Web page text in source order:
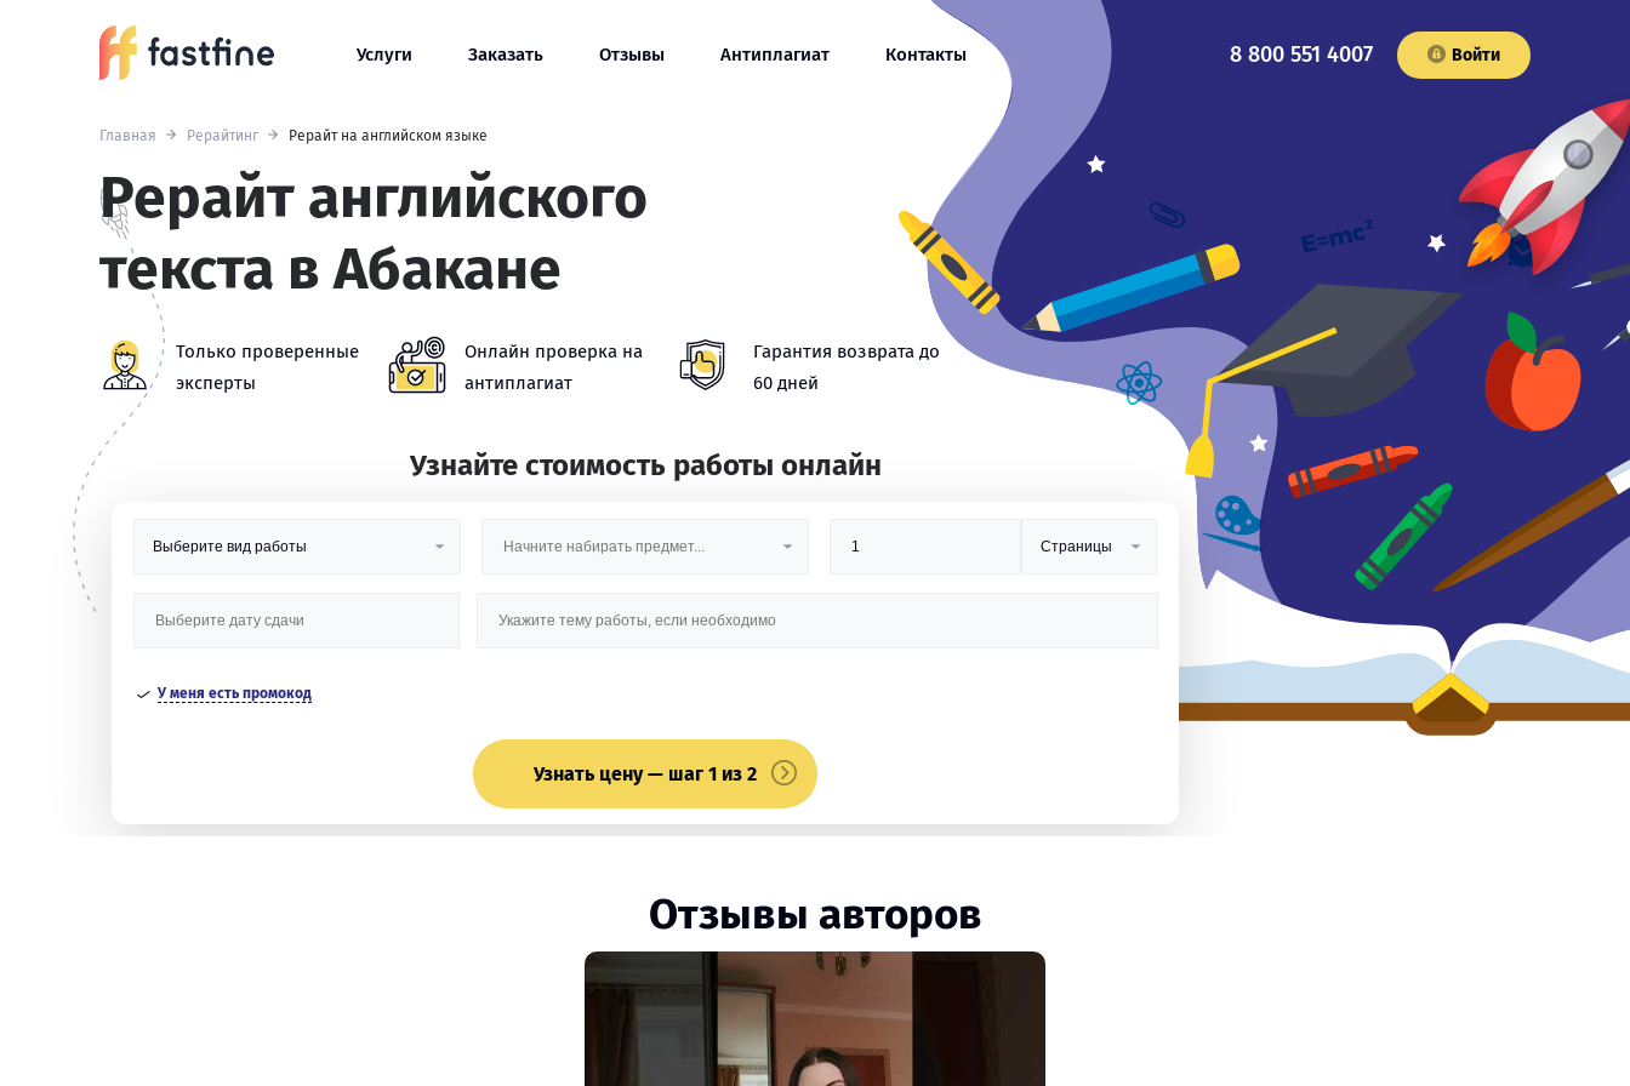
Услуги Заказать Отзывы Антиплагиат Контакты 8 800 551 4007 Войти
Главная Рерайтинг Рерайт на английском языке
Рерайт английского
текста в Абакане
Только проверенные
эксперты
Онлайн проверка на
антиплагиат
Гарантия возврата до
60 дней
Узнайте стоимость работы онлайн
У меня есть промокод
Узнать цену — шаг 1 из 2
Отзывы авторов